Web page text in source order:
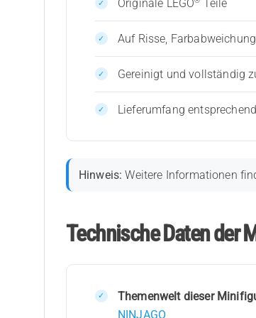
Originale LEGO Teile
Auf Risse,
Gereinigt und vollständig
Lieferumfang
Hinweis: Weitere Informationen
Technische Daten der
Themenwelt dieser
NINJAGO